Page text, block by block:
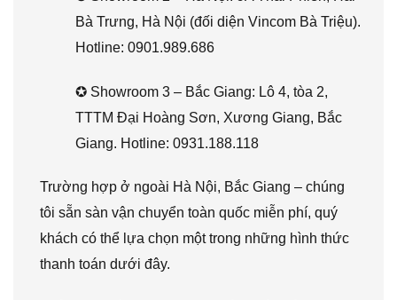
Bà Trưng, Hà Nội (đối diện Vincom Bà Triệu).
Hotline: 0901.989.686
✪ Showroom 3 – Bắc Giang: Lô 4, tòa 2,
TTTM Đại Hoàng Sơn, Xương Giang, Bắc
Giang. Hotline: 0931.188.118
Trường hợp ở ngoài Hà Nội, Bắc Giang – chúng
tôi sẵn sàn vận chuyển toàn quốc miễn phí, quý
khách có thể lựa chọn một trong những hình thức
thanh toán dưới đây.